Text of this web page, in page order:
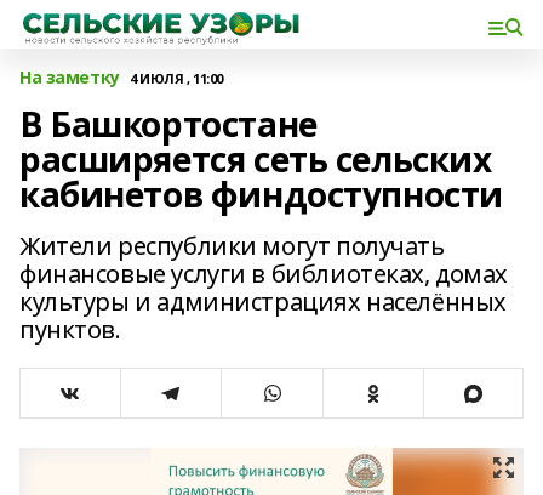
На заметку 4 ИЮЛЯ , 11:00
В Башкортостане
расширяется сеть сельских
кабинетов финдоступности
Жители республики могут получать
финансовые услуги в библиотеках, домах
культуры и администрациях населённых
пунктов.